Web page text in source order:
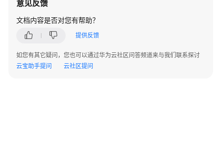
置
健
康
检
配
意见反馈
文档内容是否对您有帮助？
提供反馈
如您有其它疑问，您也可以通过华为云社区问答频道来与我们联系探讨
云宝助手提问
云社区提问